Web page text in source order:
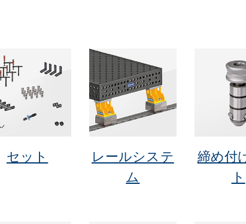
セット
レールシステ
ム
締め付
ト